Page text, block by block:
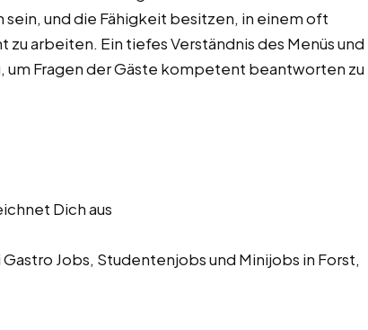
und die Fähigkeit besitzen, in einem oft
arbeiten. Ein tiefes Verständnis des Menüs und
Fragen der Gäste kompetent beantworten zu
Dich aus
Jobs, Studentenjobs und Minijobs in Forst,